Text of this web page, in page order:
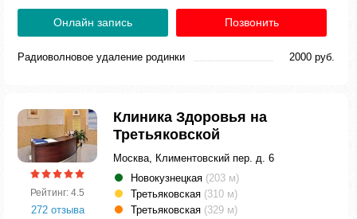
Онлайн запись Позвонить
Радиоволновое удаление родинки 2000 руб.
Рейтинг: 4.5
272 отзыва
Клиника Здоровья на
Третьяковской
Москва, Климентовский пер. д. 6
Новокузнецкая (203 м)
Третьяковская (310 м)
Третьяковская (329 м)